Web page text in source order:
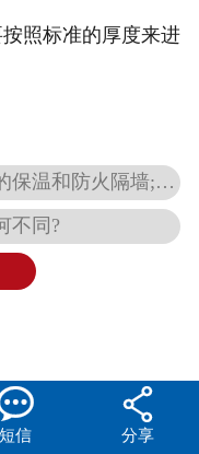
照标准的厚度来进
上一条：船用岩棉板用于船舶的保温和防火隔墙;憎水岩棉板用于车辆
不同?
短信

分享